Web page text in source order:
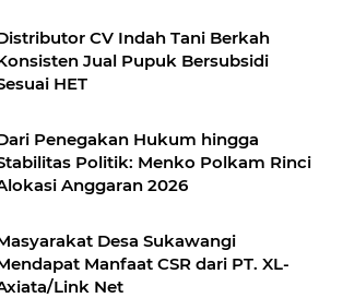
CV Indah Tani Berkah
Jual Pupuk Bersubsidi
HET
Penegakan Hukum hingga
Politik: Menko Polkam Rinci
Anggaran 2026
Desa Sukawangi
Manfaat CSR dari PT. XL-
Link Net